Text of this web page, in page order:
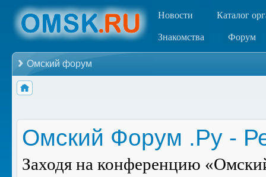
Новости Каталог
Знакомства Форум
Омский форум
Омский Форум .Ру -
Заходя на конференцию